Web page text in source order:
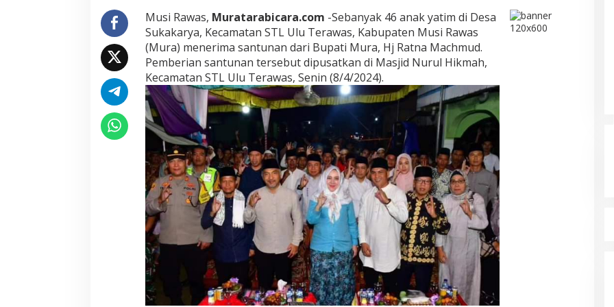
y
a
r
a
k
a
t
Musi Rawas, Muratarabicara.com -Sebanyak 46 anak yatim di Desa
Sukakarya, Kecamatan STL Ulu Terawas, Kabupaten Musi Rawas
(Mura) menerima santunan dari Bupati Mura, Hj Ratna Machmud.
Pemberian santunan tersebut dipusatkan di Masjid Nurul Hikmah,
Kecamatan STL Ulu Terawas, Senin (8/4/2024).